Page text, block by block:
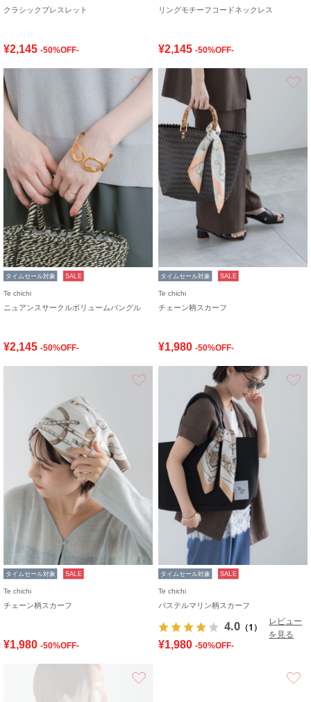
クラシックブレスレット
¥2,145 -50%OFF-
リングモチーフコードネックレス
¥2,145 -50%OFF-
お気に入り
タイムセール対象 SALE
Te chichi
ニュアンスサークルボリュームバングル
¥2,145 -50%OFF-
タイムセール対象 SALE
Te chichi
チェーン柄スカーフ
¥1,980 -50%OFF-
タイムセール対象 SALE
Te chichi
チェーン柄スカーフ
¥1,980 -50%OFF-
タイムセール対象 SALE
Te chichi
パステルマリン柄スカーフ
4.0 （1）
レビュー
を見る
¥1,980 -50%OFF-